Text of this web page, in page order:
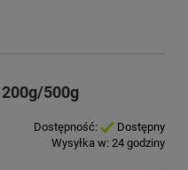
500g
Dostępność:
Dostępny
Wysyłka w: 24 godziny